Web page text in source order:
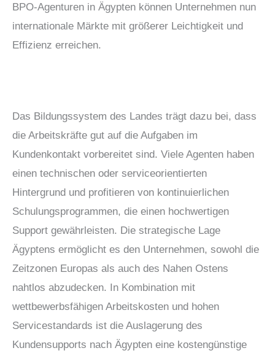
BPO-Agenturen in Ägypten können Unternehmen nun
internationale Märkte mit größerer Leichtigkeit und
Effizienz erreichen.
Das Bildungssystem des Landes trägt dazu bei, dass
die Arbeitskräfte gut auf die Aufgaben im
Kundenkontakt vorbereitet sind. Viele Agenten haben
einen technischen oder serviceorientierten
Hintergrund und profitieren von kontinuierlichen
Schulungsprogrammen, die einen hochwertigen
Support gewährleisten. Die strategische Lage
Ägyptens ermöglicht es den Unternehmen, sowohl die
Zeitzonen Europas als auch des Nahen Ostens
nahtlos abzudecken. In Kombination mit
wettbewerbsfähigen Arbeitskosten und hohen
Servicestandards ist die Auslagerung des
Kundensupports nach Ägypten eine kostengünstige